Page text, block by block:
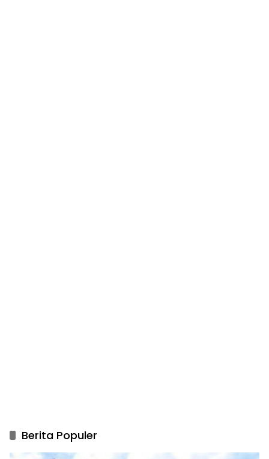
Berita Populer